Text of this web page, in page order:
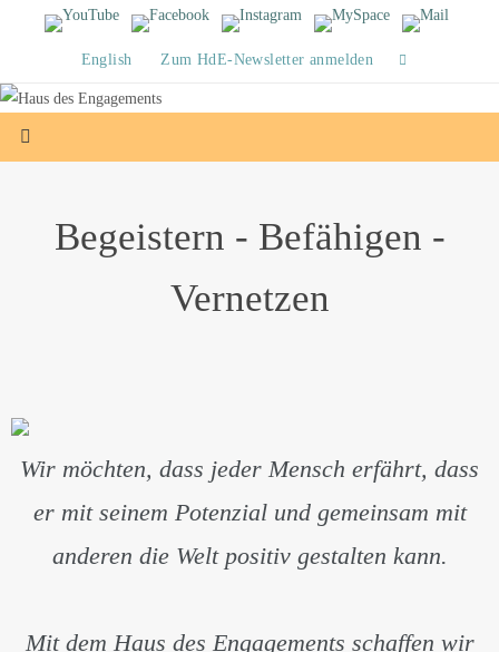
English Zum HdE-Newsletter anmelden
Begeistern - Befähigen -
Vernetzen
Wir möchten, dass jeder Mensch erfährt, dass
er mit seinem Potenzial und gemeinsam mit
anderen die Welt positiv gestalten kann.
Mit dem Haus des Engagements schaffen wir